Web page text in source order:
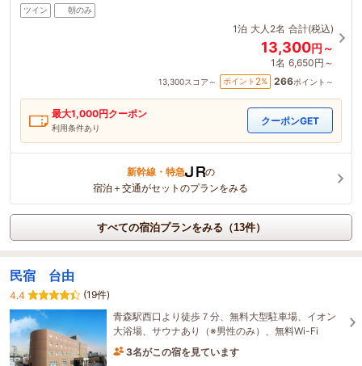
ツイン 朝のみ
1泊 大人2名 合計(税込)
13,300円～
1名 6,650円～
13,300スコア～ ポイント 2% 266ポイント～
最大1,000円クーポン
利用条件あり
クーポンGET
新幹線・特急
の
宿泊＋交通がセットのプランをみる
すべての宿泊プランをみる（13件）
民宿 台由
4.4
(19件)
青森駅西口より徒歩７分、無料大型駐車場、イオン
大浴場、サウナあり（※男性のみ）、無料Wi-Fi
3名がこの宿を見ています